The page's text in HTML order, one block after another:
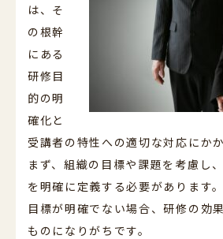
は、そ
の根幹
にある
研修目
的の明
確化と
受講者の特性への適切な対応にかか
まず、組織の目標や課題を考慮し
を明確に定義する必要があります。
目標が明確でない場合、研修の効
ものになりがちです。